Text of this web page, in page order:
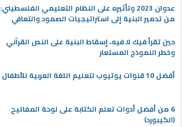
عدوان 2023 وتأثيره على النظام التعليمي الفلسطيني:
من تدمير البنية إلى استراتيجيات الصمود والتعافي
حين تقرأ فيك لا فيه، إسقاط البنية على النص القرآني
وخطر النموذج المستعار
أفضل 10 قنوات يوتيوب لتعليم اللغة العربية للأطفال
6 من أفضل أدوات تعلم الكتابة على لوحة المفاتيح
(الكيبورد)